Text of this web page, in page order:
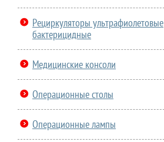
Рециркуляторы ультрафиолетовые
бактерицидные
Медицинские консоли
Операционные столы
Операционные лампы